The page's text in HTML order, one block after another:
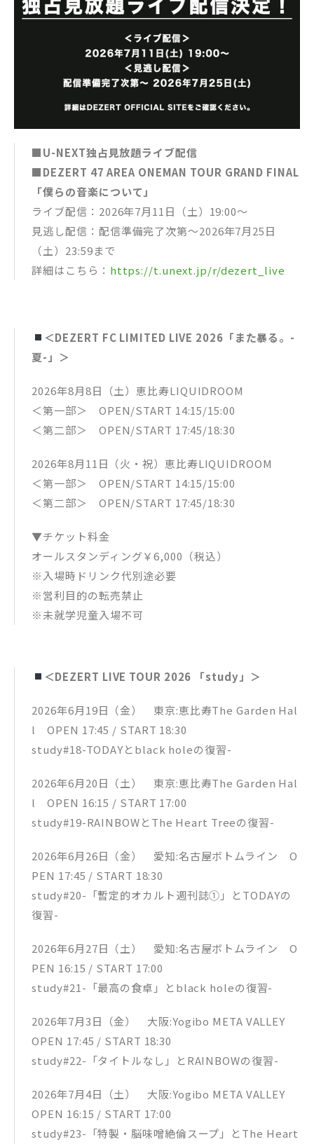
■U-NEXT独占見放題ライブ配信
■DEZERT 47 AREA ONEMAN TOUR GRAND FINAL
「僕らの音楽について」
ライブ配信：2026年7月11日（土）19:00～
見逃し配信：配信準備完了次第～2026年7月25日
（土）23:59まで
詳細はこちら： https://t.unext.jp/r/dezert_live
＜DEZERT FC LIMITED LIVE 2026「また暴る。-
夏-」＞
2026年8月8日（土）恵比寿LIQUIDROOM
＜第一部＞ OPEN/START 14:15/15:00
＜第二部＞ OPEN/START 17:45/18:30
2026年8月11日（火・祝）恵比寿LIQUIDROOM
＜第一部＞ OPEN/START 14:15/15:00
＜第二部＞ OPEN/START 17:45/18:30
▼チケット料金
オールスタンディング￥6,000（税込）
※入場時ドリンク代別途必要
※営利目的の転売禁止
※未就学児童入場不可
＜DEZERT LIVE TOUR 2026 「study」＞
2026年6月19日（金） 東京:恵比寿The Garden Hal
l OPEN 17:45 / START 18:30
study#18-TODAYとblack holeの復習-
2026年6月20日（土） 東京:恵比寿The Garden Hal
l OPEN 16:15 / START 17:00
study#19-RAINBOWとThe Heart Treeの復習-
2026年6月26日（金） 愛知:名古屋ボトムライン O
PEN 17:45 / START 18:30
study#20-「暫定的オカルト週刊誌①」とTODAYの
復習-
2026年6月27日（土） 愛知:名古屋ボトムライン O
PEN 16:15 / START 17:00
study#21-「最高の食卓」とblack holeの復習-
2026年7月3日（金） 大阪:Yogibo META VALLEY
OPEN 17:45 / START 18:30
study#22-「タイトルなし」とRAINBOWの復習-
2026年7月4日（土） 大阪:Yogibo META VALLEY
OPEN 16:15 / START 17:00
study#23-「特製・脳味噌絶倫スープ」とThe Heart